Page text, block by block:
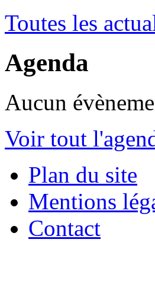
Toutes les
Agenda
Aucun
Voir tout
Plan du site
Mentions
Contact